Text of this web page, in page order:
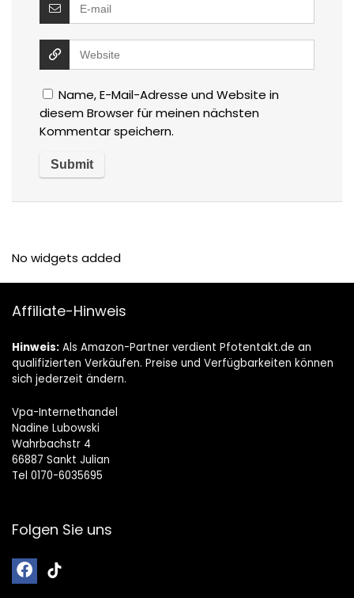
Name, E-Mail-Adresse und Website in
diesem Browser für meinen nächsten
Kommentar speichern.
No widgets added
Affiliate-Hinweis
Hinweis: Als Amazon-Partner verdient Pfotentakt.de an
qualifizierten Verkäufen. Preise und Verfügbarkeiten können
sich jederzeit ändern.
Vpa-Internethandel
Nadine Lubowski
Wahrbachstr 4
66887 Sankt Julian
Tel 0170-6035695
Folgen Sie uns